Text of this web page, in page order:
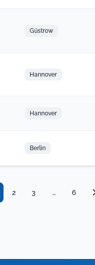
Güstrow
Hannover
Hannover
Berlin
2 3 … 6